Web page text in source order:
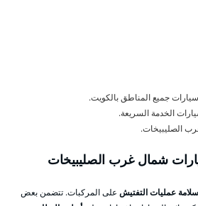
الخدمة السريعة.
الصليبيخات.
شمال غرب الصليبيخات
سلامة عمليات التفتيش على المركبات. تتضمن بعض